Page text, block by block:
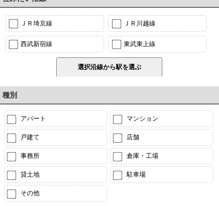
ＪＲ埼京線 ＪＲ川越線
西武新宿線 東武東上線
種別
アパート マンション
戸建て 店舗
事務所 倉庫・工場
貸土地 駐車場
その他